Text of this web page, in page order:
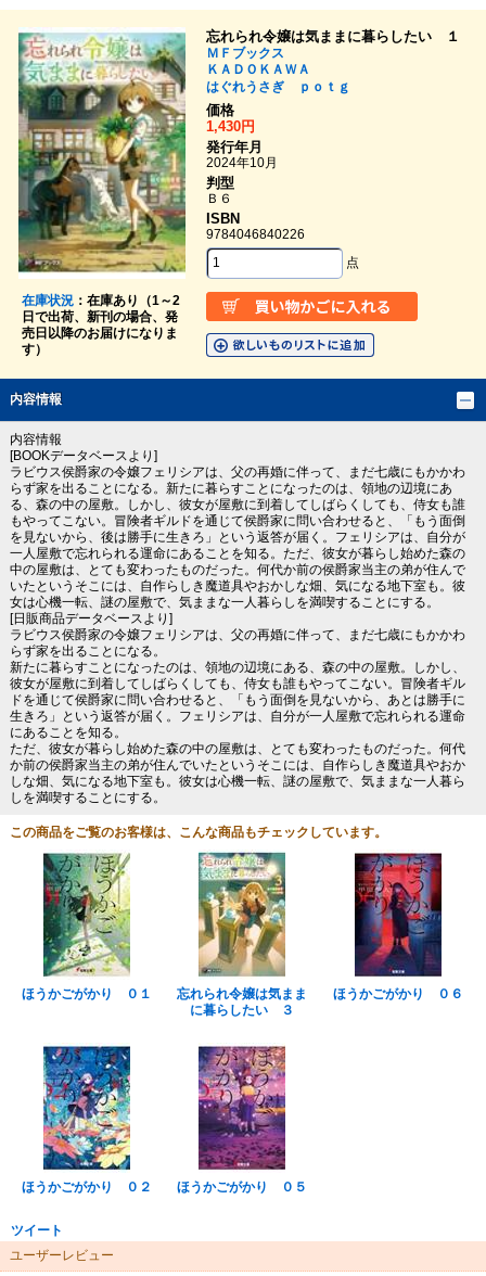
在庫状況：在庫あり（1～2
日で出荷、新刊の場合、発
売日以降のお届けになりま
す）
忘れられ令嬢は気ままに暮らしたい １
ＭＦブックス
ＫＡＤＯＫＡＷＡ
はぐれうさぎ
ｐｏｔｇ
価格
1,430円
発行年月
2024年10月
判型
Ｂ６
ISBN
9784046840226
点
内容情報
内容情報
[BOOKデータベースより]
ラビウス侯爵家の令嬢フェリシアは、父の再婚に伴って、まだ七歳にもかかわ
らず家を出ることになる。新たに暮らすことになったのは、領地の辺境にあ
る、森の中の屋敷。しかし、彼女が屋敷に到着してしばらくしても、侍女も誰
もやってこない。冒険者ギルドを通じて侯爵家に問い合わせると、「もう面倒
を見ないから、後は勝手に生きろ」という返答が届く。フェリシアは、自分が
一人屋敷で忘れられる運命にあることを知る。ただ、彼女が暮らし始めた森の
中の屋敷は、とても変わったものだった。何代か前の侯爵家当主の弟が住んで
いたというそこには、自作らしき魔道具やおかしな畑、気になる地下室も。彼
女は心機一転、謎の屋敷で、気ままな一人暮らしを満喫することにする。
[日販商品データベースより]
ラビウス侯爵家の令嬢フェリシアは、父の再婚に伴って、まだ七歳にもかかわ
らず家を出ることになる。
新たに暮らすことになったのは、領地の辺境にある、森の中の屋敷。しかし、
彼女が屋敷に到着してしばらくしても、侍女も誰もやってこない。冒険者ギル
ドを通じて侯爵家に問い合わせると、「もう面倒を見ないから、あとは勝手に
生きろ」という返答が届く。フェリシアは、自分が一人屋敷で忘れられる運命
にあることを知る。
ただ、彼女が暮らし始めた森の中の屋敷は、とても変わったものだった。何代
か前の侯爵家当主の弟が住んでいたというそこには、自作らしき魔道具やおか
しな畑、気になる地下室も。彼女は心機一転、謎の屋敷で、気ままな一人暮ら
しを満喫することにする。
この商品をご覧のお客様は、こんな商品もチェックしています。
ほうかごがかり ０１
忘れられ令嬢は気まま
に暮らしたい ３
ほうかごがかり ０６
ほうかごがかり ０２ ほうかごがかり ０５
ツイート
ユーザーレビュー